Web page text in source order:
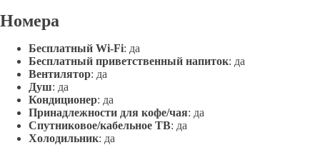
Номера
Бесплатный Wi-Fi: да
Бесплатный приветственный напиток: да
Вентилятор: да
Душ: да
Кондиционер: да
Принадлежности для кофе/чая: да
Спутниковое/кабельное ТВ: да
Холодильник: да